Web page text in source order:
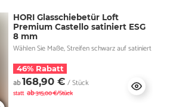
HORI Glasschiebetür Loft
Premium Castello satiniert ESG
8 mm
Wählen Sie Maße, Streifen schwarz auf satiniert
46% Rabatt
ab168,90 € / Stück
statt ab315,00 €/Stück